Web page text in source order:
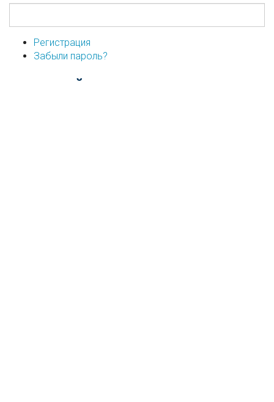
Регистрация
Забыли пароль?
...или войдите используя